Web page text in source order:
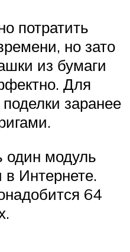
потратить
но зато
из бумаги
Для
заранее
один модуль
в Интернете.
64